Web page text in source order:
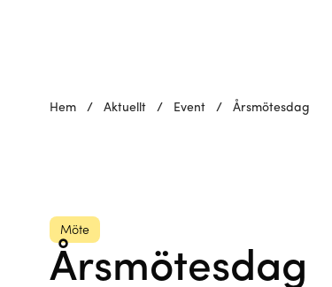
Hem / Aktuellt / Event / Årsmötesdag
Möte
Årsmötesdag